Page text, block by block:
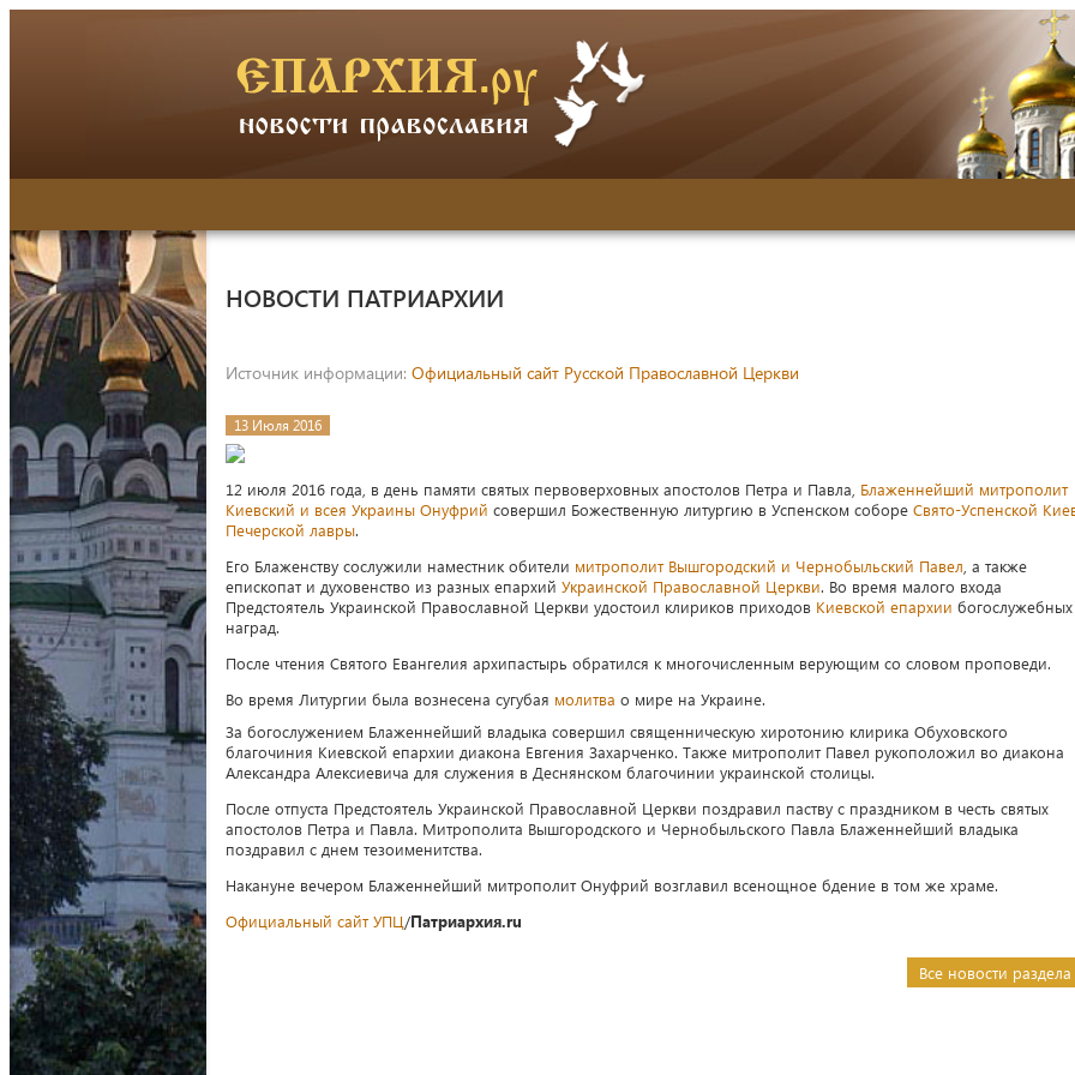
НОВОСТИ ПАТРИАРХИИ
Источник информации: Официальный сайт Русской Православной Церкви
13 Июля 2016
12 июля 2016 года, в день памяти святых первоверховных апостолов Петра и Павла, Блаженнейший митрополит
Киевский и всея Украины Онуфрий совершил Божественную литургию в Успенском соборе Свято-Успенской
Печерской лавры.
Его Блаженству сослужили наместник обители митрополит Вышгородский и Чернобыльский Павел , а также
епископат и духовенство из разных епархий Украинской Православной Церкви. Во время малого входа
Предстоятель Украинской Православной Церкви удостоил клириков приходов Киевской епархии богослужебных
наград.
После чтения Святого Евангелия архипастырь обратился к многочисленным верующим со словом проповеди.
Во время Литургии была вознесена сугубая молитва о мире на Украине.
За богослужением Блаженнейший владыка совершил священническую хиротонию клирика Обуховского
благочиния Киевской епархии диакона Евгения Захарченко. Также митрополит Павел рукоположил во диакона
Александра Алексиевича для служения в Деснянском благочинии украинской столицы.
После отпуста Предстоятель Украинской Православной Церкви поздравил паству с праздником в честь святых
апостолов Петра и Павла. Митрополита Вышгородского и Чернобыльского Павла Блаженнейший владыка
поздравил с днем тезоименитства.
Накануне вечером Блаженнейший митрополит Онуфрий возглавил всенощное бдение в том же храме.
Официальный сайт УПЦ/Патриархия.ru
Все новости